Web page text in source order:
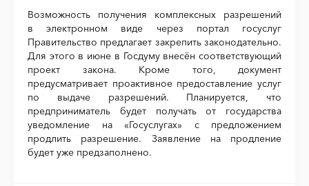
Возможность получения комплексных разрешений
в электронном виде через портал госуслуг
Правительство предлагает закрепить законодательно.
Для этого в июне в Госдуму внесён соответствующий
проект закона. Кроме того, документ
предусматривает проактивное предоставление услуг
по выдаче разрешений. Планируется, что
предприниматель будет получать от государства
уведомление на «Госуслугах» с предложением
продлить разрешение. Заявление на продление
будет уже предзаполнено.